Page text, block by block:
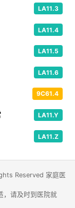
LA11.3
LA11.4
LA11.5
LA11.6
9C61.4
LA11.Y
LA11.Z
Reserved 家庭医
，请及时到医院就